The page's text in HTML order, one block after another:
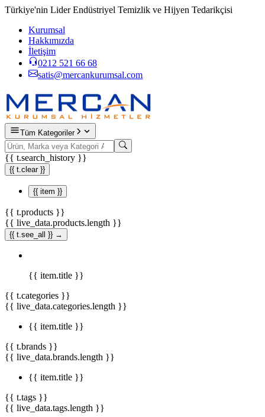
Türkiye'nin Lider Endüstriyel Temizlik ve Hijyen Tedarikçisi
Kurumsal
Hakkımızda
İletişim
0212 521 66 68
satis@mercankurumsal.com
Tüm Kategoriler
{{ t.search_history }}
{{ t.clear }}
{{ item }}
{{ t.products }}
{{ live_data.products.length }}
{{ t.see_all }} →
{{ item.title }}
{{ t.categories }}
{{ live_data.categories.length }}
{{ item.title }}
{{ t.brands }}
{{ live_data.brands.length }}
{{ item.title }}
{{ t.tags }}
{{ live_data.tags.length }}